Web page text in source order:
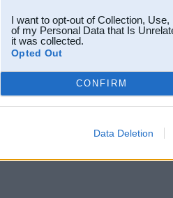
I want to opt-out of Collection,
of my Personal Data that Is
it was collected.
Opted Out
CONFIRM
Data Deletion